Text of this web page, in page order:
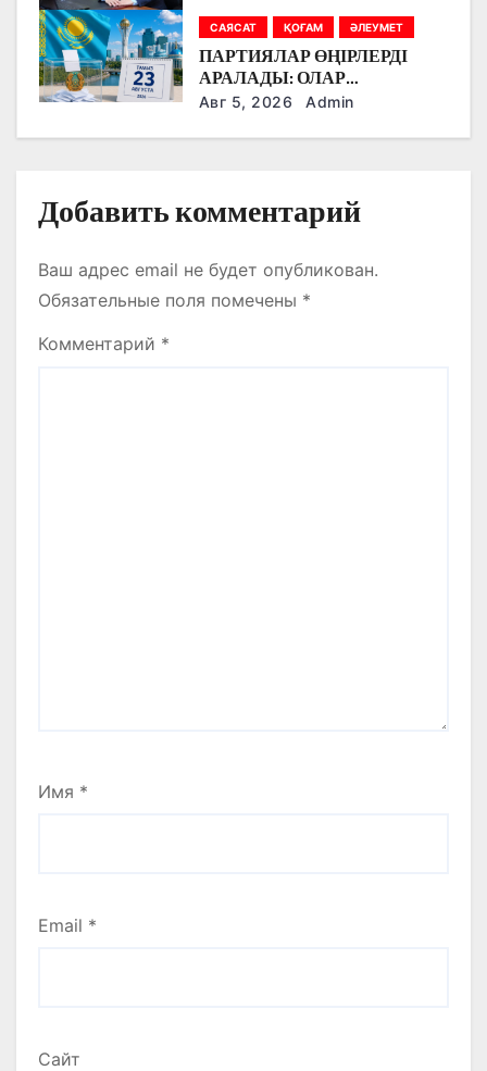
п
и
м
САЯСАТ ҚОҒАМ ӘЛЕУМЕТ
ПАРТИЯЛАР ӨҢІРЛЕРДІ
АРАЛАДЫ: ОЛАР
ДӘРІГЕРЛЕРМЕН,
ФЕРМЕРЛЕРМЕН ЖӘНЕ
Авг 5, 2026 Admin
Добавить комментарий
Ваш адрес email не будет опубликован.
Обязательные поля помечены *
Комментарий *
Имя *
Email *
Сайт